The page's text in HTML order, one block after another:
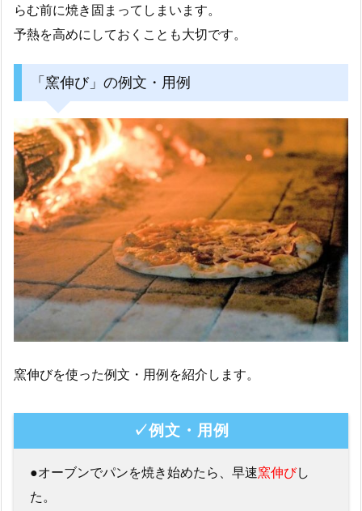
らむ前に焼き固まってしまいます。
予熱を高めにしておくことも大切です。
「窯伸び」の例文・用例
窯伸びを使った例文・用例を紹介します。
✓例文・用例
●オーブンでパンを焼き始めたら、早速窯伸びし
た。